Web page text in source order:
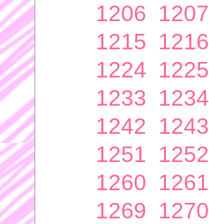
1206 1207
1215 1216
1224 1225
1233 1234
1242 1243
1251 1252
1260 1261
1269 1270